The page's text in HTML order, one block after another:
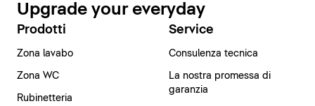
Upgrade your everyday
Prodotti
Zona lavabo
Zona WC
Rubinetteria
Service
Consulenza tecnica
La nostra promessa di
garanzia